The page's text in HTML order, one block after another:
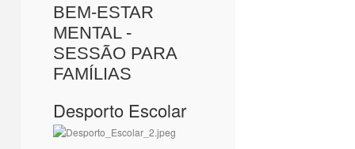
BEM-ESTAR
MENTAL -
SESSÃO PARA
FAMÍLIAS
Desporto Escolar